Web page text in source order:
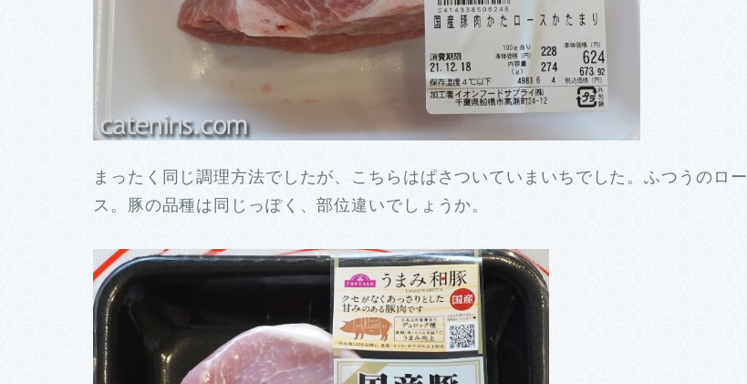
まったく同じ調理方法でしたが、こちらはぱさついていまいちでした。ふつうのロー
ス。豚の品種は同じっぽく、部位違いでしょうか。